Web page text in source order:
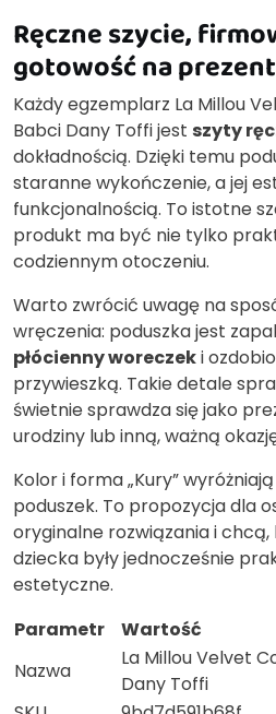
Ręczne szycie,
gotowość na prezent
Każdy egzemplarz La Millou
Babci Dany Toffi jest szyty
dokładnością. Dzięki temu
staranne wykończenie, a jej
funkcjonalnością. To istotne
produkt ma być nie tylko
codziennym otoczeniu.
Warto zwrócić uwagę na
wręczenia: poduszka jest
płócienny woreczeki
przywieszką. Takie detale
świetnie sprawdza się jako
urodziny lub inną, ważną
Kolor i forma „Kury”
poduszek. To propozycja dla
oryginalne rozwiązania i
dziecka były jednocześnie
estetyczne.
Parametr
Wartość
Nazwa
La Millou Velvet
Dany Toffi